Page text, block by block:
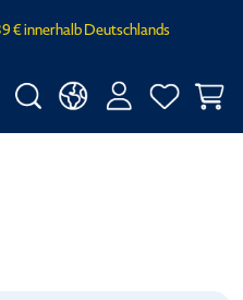
€ innerhalb Deutschlands